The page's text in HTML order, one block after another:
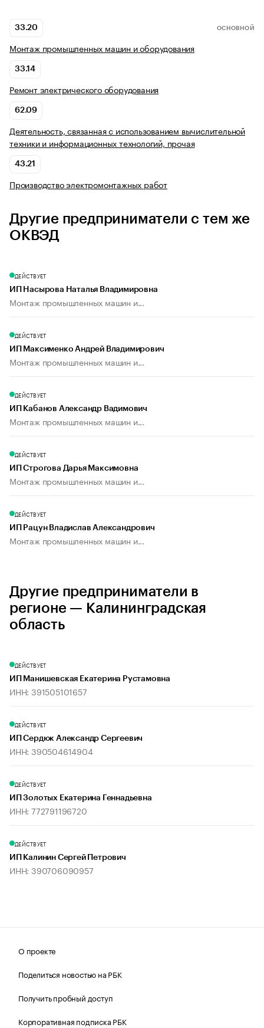
33.20 ОСНОВНОЙ
Монтаж промышленных машин и оборудования
33.14
Ремонт электрического оборудования
62.09
Деятельность, связанная с использованием вычислительной
техники и информационных технологий, прочая
43.21
Производство электромонтажных работ
Другие предприниматели с тем же
ОКВЭД
ДЕЙСТВУЕТ
ИП Насырова Наталья Владимировна
Монтаж промышленных машин и...
ДЕЙСТВУЕТ
ИП Максименко Андрей Владимирович
Монтаж промышленных машин и...
ДЕЙСТВУЕТ
ИП Кабанов Александр Вадимович
Монтаж промышленных машин и...
ДЕЙСТВУЕТ
ИП Строгова Дарья Максимовна
Монтаж промышленных машин и...
ДЕЙСТВУЕТ
ИП Рацун Владислав Александрович
Монтаж промышленных машин и...
Другие предприниматели в
регионе — Калининградская
область
ДЕЙСТВУЕТ
ИП Манишевская Екатерина Рустамовна
ИНН: 391505101657
ДЕЙСТВУЕТ
ИП Сердюк Александр Сергеевич
ИНН: 390504614904
ДЕЙСТВУЕТ
ИП Золотых Екатерина Геннадьевна
ИНН: 772791196720
ДЕЙСТВУЕТ
ИП Калинин Сергей Петрович
ИНН: 390706090957
О проекте
Поделиться новостью на РБК
Получить пробный доступ
Корпоративная подписка РБК